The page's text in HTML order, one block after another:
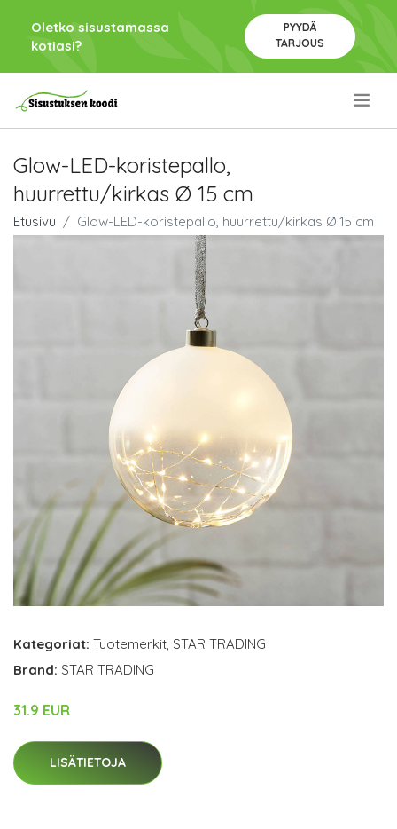
Oletko sisustamassa
kotiasi?
PYYDÄ
TARJOUS
Glow-LED-koristepallo,
huurrettu/kirkas Ø 15 cm
Etusivu Glow-LED-koristepallo, huurrettu/kirkas Ø 15 cm
Kategoriat: Tuotemerkit, STAR TRADING
Brand: STAR TRADING
31.9 EUR
LISÄTIETOJA